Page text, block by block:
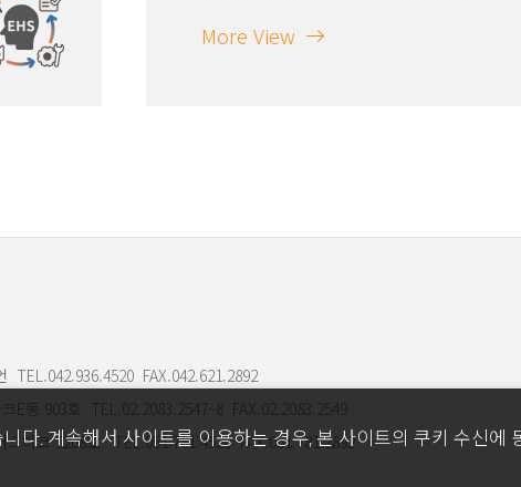
More View
TEL.042.936.4520 FAX.042.621.2892
E동 903호 TEL.02.2083.2547~8 FAX.02.2083.2549
스마크 2208호 TEL.051.781.4520 FAX.051.781.2892
다. 계속해서 사이트를 이용하는 경우, 본 사이트의 쿠키 수신에